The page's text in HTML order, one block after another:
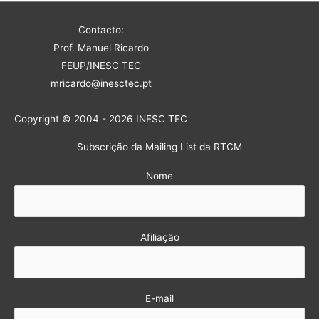
Contacto:
Prof. Manuel Ricardo
FEUP/INESC TEC
mricardo@inesctec.pt
Copyright © 2004 - 2026 INESC TEC
Subscrição da Mailing List da RTCM
Nome
Afiliação
E-mail